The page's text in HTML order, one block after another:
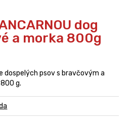
dog
a morka 800g
dospelých psov s bravčovým a
g.